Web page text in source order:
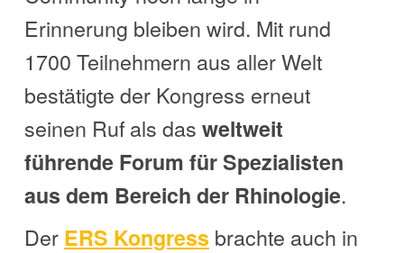
Erinnerung bleiben wird. Mit rund
1700 Teilnehmern aus aller Welt
bestätigte der Kongress erneut
seinen Ruf als das weltweit
führende Forum für Spezialisten
aus dem Bereich der Rhinologie.
Der ERS Kongress brachte auch in